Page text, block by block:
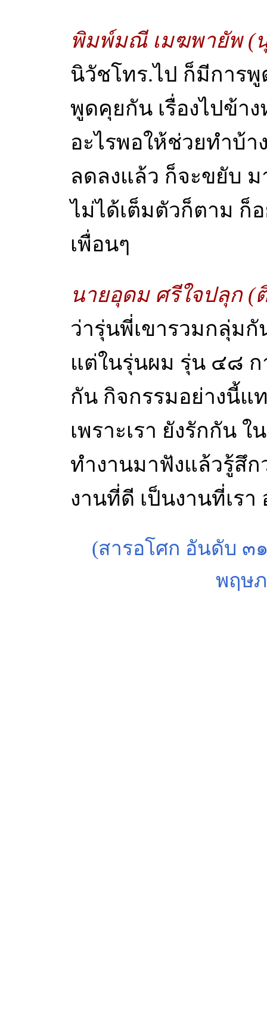
พิมพ์มณี เมฆพายัพ (
นิวัชโทร.ไป ก็มีการ
พูดคุยกัน เรื่องไปข้า
อะไรพอให้ช่วยทำบ้า
ลดลงแล้ว ก็จะขยับ
ไม่ได้เต็มตัวก็ตาม ก็
เพื่อนๆ
นายอุดม ศรีใจปลุก (
ว่ารุ่นพี่เขารวมกลุ่ม
แต่ในรุ่นผม รุ่น ๔๘ ก
กัน กิจกรรมอย่างนี้แ
เพราะเรา ยังรักกัน
ทำงานมาฟังแล้วรู้สึก
งานที่ดี เป็นงานที่เร
(สารอโศก อันดับ ๓
พฤษ